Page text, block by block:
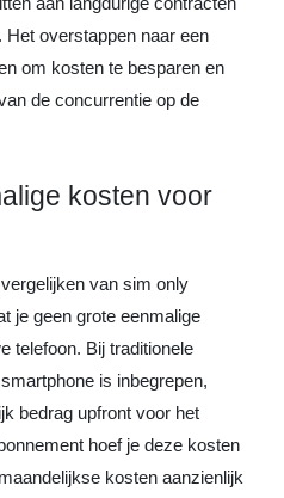
overstappen naar een
om kosten te besparen en
de concurrentie op de
kosten voor
van sim only
je geen grote eenmalige
telefoon. Bij traditionele
is inbegrepen,
bedrag upfront voor het
hoef je deze kosten
kosten aanzienlijk